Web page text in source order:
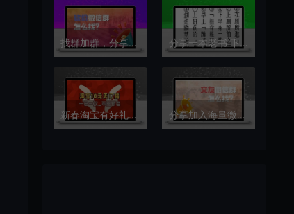
找群加群，分享加入海量微信群的方法 分享一本老书 下半身锻炼法 增田丰 PDF
新春淘宝有好礼_一个淘宝号10-30元无门槛，手慢无!（24.2.6更新口令） 分享加入海量微信群的方法之找微信群怎么找？